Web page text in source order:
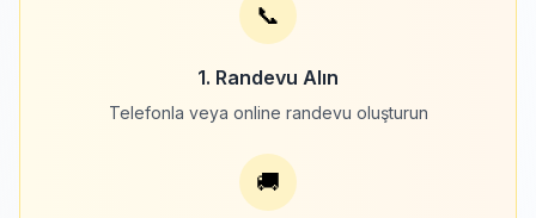
📞
1. Randevu Alın
Telefonla veya online randevu oluşturun
🚚